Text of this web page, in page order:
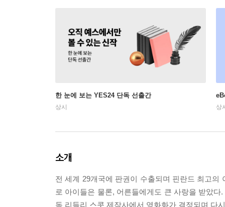
한 눈에 보는 YES24 단독 선출간
상시 상
소개
전 세계 29개국에 판권이 수출되며 핀란드 최고
로 아이들은 물론, 어른들에게도 큰 사랑을 받았
독 리들리 스콧 제작사에서 영화화가 결정되며 다